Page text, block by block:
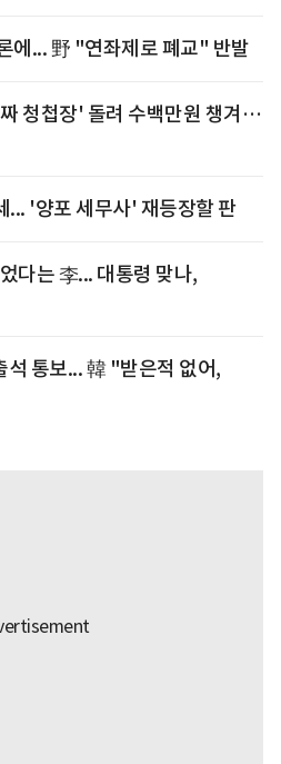
에... 野 "연좌제로 폐교" 반발
청첩장' 돌려 수백만원 챙겨…
... '양포 세무사' 재등장할 판
다는 李... 대통령 맞나,
석 통보... 韓 "받은적 없어,